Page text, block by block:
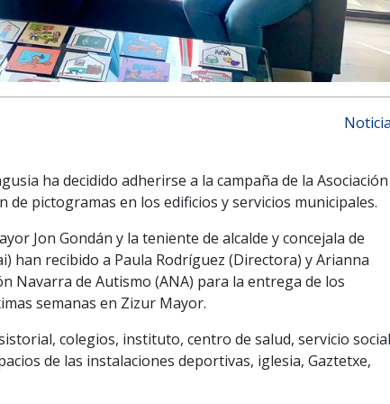
ha decidido adherirse a la campaña de la Asociación
de pictogramas en los edificios y servicios municipales.
Jon Gondán y la teniente de alcalde y concejala de
han recibido a Paula Rodríguez (Directora) y Arianna
Navarra de Autismo (ANA) para la entrega de los
semanas en Zizur Mayor.
colegios, instituto, centro de salud, servicio social
de las instalaciones deportivas, iglesia, Gaztetxe,